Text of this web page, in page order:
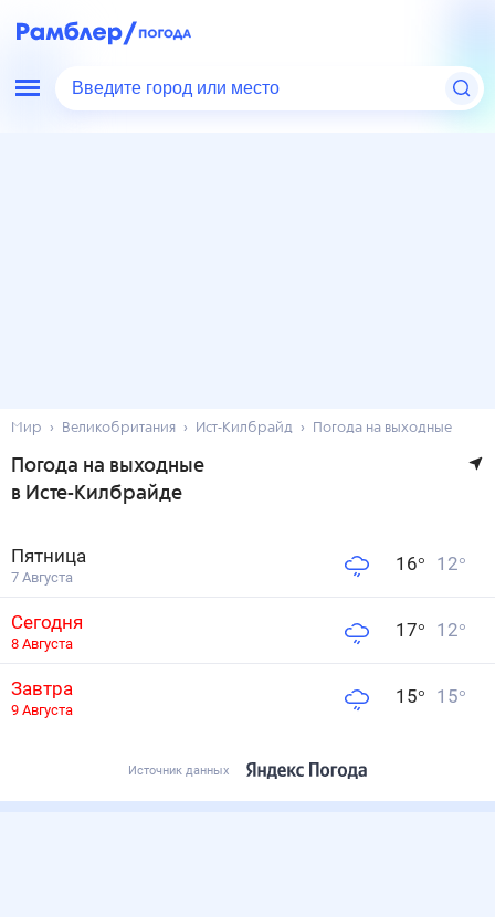
Введите город или место
Мир Великобритания Ист-Килбрайд Погода на выходные
Погода на выходные
в Исте-Килбрайде
Пятница
7 Августа
16° 12°
Сегодня
8 Августа
17° 12°
Завтра
9 Августа
15° 15°
Источник данных